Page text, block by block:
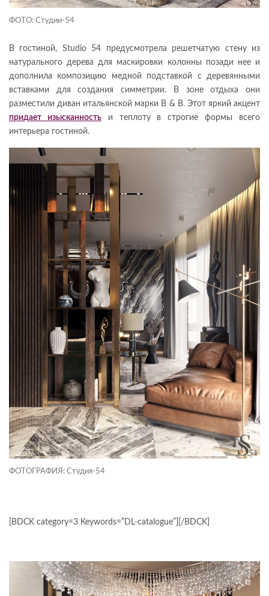
ФОТО: Студии-54
В гостиной, Studio 54 предусмотрела решетчатую стену из
натурального дерева для маскировки колонны позади нее и
дополнила композицию медной подставкой с деревянными
вставками для создания симметрии.
В зоне отдыха они
разместили диван итальянской марки B & B. Этот яркий акцент
придает изысканностьи теплоту в строгие формы всего
интерьера гостиной.
ФОТОГРАФИЯ: Студия-54
[BDCK category=3 Keywords=”DL-catalogue”][/BDCK]